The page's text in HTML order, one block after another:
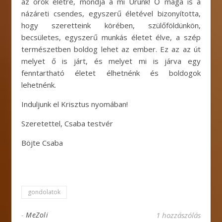
názáreti csendes, egyszerű életével bizonyította,
hogy szeretteink körében, szülőföldünkön,
becsületes, egyszerű munkás életet élve, a szép
természetben boldog lehet az ember. Ez az az út
melyet ő is járt, és melyet mi is járva egy
fenntartható életet élhetnénk és boldogok
lehetnénk.
Induljunk el Krisztus nyomában!
Szeretettel, Csaba testvér
Böjte Csaba
gondolatok
- MeZoli 1 hozzászólás